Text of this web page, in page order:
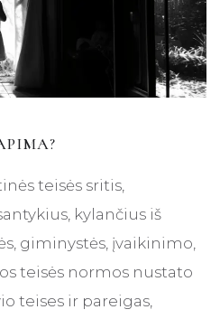
teisės sritis,
kylančius iš
giminystės, įvaikinimo,
teisės normos nustato
teises ir pareigas,